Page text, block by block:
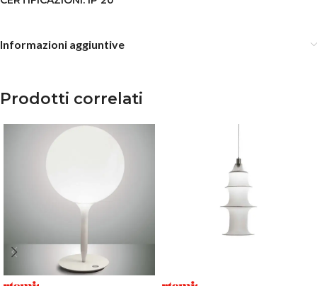
Informazioni aggiuntive
Prodotti correlati